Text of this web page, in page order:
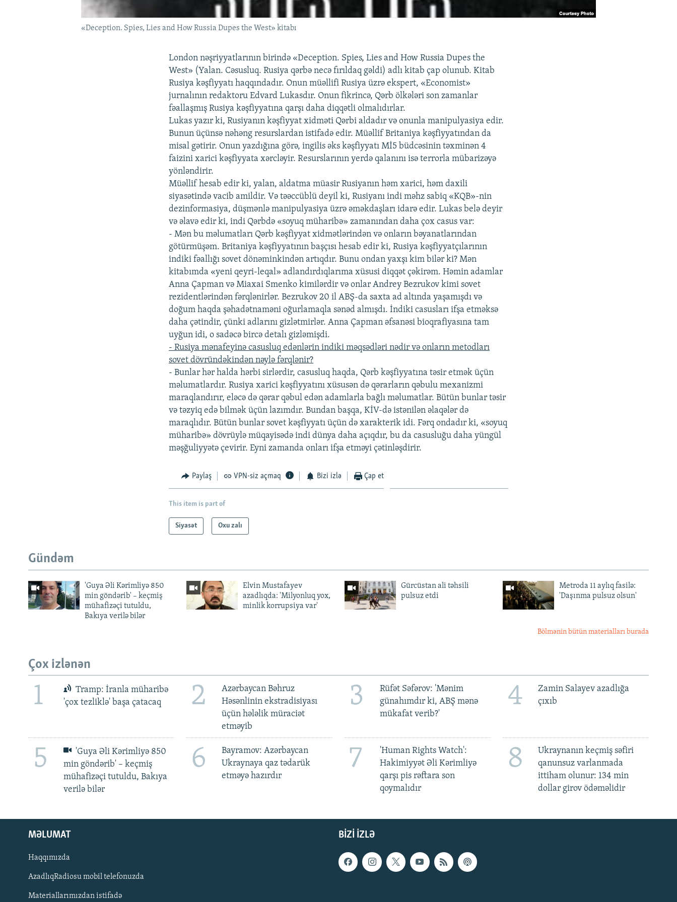
«Deception. Spies, Lies and How Russia Dupes the West» kitabı
London nəşriyyatlarının birində «Deception. Spies, Lies and How Russia Dupes the
West» (Yalan. Cəsusluq. Rusiya qərbə necə fırıldaq gəldi) adlı kitab çap olunub. Kitab
Rusiya kəşfiyyatı haqqındadır. Onun müəllifi Rusiya üzrə ekspert, «Economist»
jurnalının redaktoru Edvard Lukasdır. Onun fikrincə, Qərb ölkələri son zamanlar
fəallaşmış Rusiya kəşfiyyatına qarşı daha diqqətli olmalıdırlar.
Lukas yazır ki, Rusiyanın kəşfiyyat xidməti Qərbi aldadır və onunla manipulyasiya edir.
Bunun üçünsə nəhəng resurslardan istifadə edir. Müəllif Britaniya kəşfiyyatından da
misal gətirir. Onun yazdığına görə, ingilis əks kəşfiyyatı Mİ5 büdcəsinin təxminən 4
faizini xarici kəşfiyyata xərcləyir. Resurslarının yerdə qalanını isə terrorla mübarizəyə
yönləndirir.
Müəllif hesab edir ki, yalan, aldatma müasir Rusiyanın həm xarici, həm daxili
siyasətində vacib amildir. Və təəccüblü deyil ki, Rusiyanı indi məhz sabiq «KQB»-nin
dezinformasiya, düşmənlə manipulyasiya üzrə əməkdaşları idarə edir. Lukas belə deyir
və əlavə edir ki, indi Qərbdə «soyuq müharibə» zamanından daha çox casus var:
- Mən bu məlumatları Qərb kəşfiyyat xidmətlərindən və onların bəyanatlarından
götürmüşəm. Britaniya kəşfiyyatının başçısı hesab edir ki, Rusiya kəşfiyyatçılarının
indiki fəallığı sovet dönəminkindən artıqdır. Bunu ondan yaxşı kim bilər ki? Mən
kitabımda «yeni qeyri-leqal» adlandırdıqlarıma xüsusi diqqət çəkirəm. Həmin adamlar
Anna Çapman və Miaxai Smenko kimilərdir və onlar Andrey Bezrukov kimi sovet
rezidentlərindən fərqlənirlər. Bezrukov 20 il ABŞ-da saxta ad altında yaşamışdı və
doğum haqda şəhadətnaməni oğurlamaqla sənəd almışdı. İndiki casusları ifşa etməksə
daha çətindir, çünki adlarını gizlətmirlər. Anna Çapman əfsanəsi bioqrafiyasına tam
uyğun idi, o sadəcə bircə detalı gizləmişdi.
- Rusiya mənafeyinə casusluq edənlərin indiki məqsədləri nədir və onların metodları
sovet dövründəkindən nəylə fərqlənir?
- Bunlar hər halda hərbi sirlərdir, casusluq haqda, Qərb kəşfiyyatına təsir etmək üçün
məlumatlardır. Rusiya xarici kəşfiyyatını xüsusən də qərarların qəbulu mexanizmi
maraqlandırır, eləcə də qərar qəbul edən adamlarla bağlı məlumatlar. Bütün bunlar təsir
və təzyiq edə bilmək üçün lazımdır. Bundan başqa, KİV-də istənilən əlaqələr də
maraqlıdır. Bütün bunlar sovet kəşfiyyatı üçün də xarakterik idi. Fərq ondadır ki, «soyuq
müharibə» dövrüylə müqayisədə indi dünya daha açıqdır, bu da casusluğu daha yüngül
məşğuliyyətə çevirir. Eyni zamanda onları ifşa etməyi çətinləşdirir.
Paylaş VPN-siz açmaq Bizi izlə Çap et
This item is part of
Siyasət Oxu zalı
Gündəm
'Guya Əli Kərimliyə 850
min göndərib' – keçmiş
mühafizəçi tutuldu,
Bakıya verilə bilər
Elvin Mustafayev
azadlıqda: 'Milyonluq yox,
minlik korrupsiya var'
Gürcüstan ali təhsili
pulsuz etdi
Metroda 11 aylıq fasilə:
'Daşınma pulsuz olsun'
Bölmənin bütün materialları burada
Çox izlənən
1
Tramp: İranla müharibə
'çox tezliklə' başa çatacaq
2
Azərbaycan Bəhruz
Həsənlinin ekstradisiyası
üçün hələlik müraciət
etməyib
3
Rüfət Səfərov: 'Mənim
günahımdır ki, ABŞ mənə
mükafat verib?'
4
Zamin Salayev azadlığa
çıxıb
5
'Guya Əli Kərimliyə 850
min göndərib' – keçmiş
mühafizəçi tutuldu, Bakıya
verilə bilər
6
Bayramov: Azərbaycan
Ukraynaya qaz tədarük
etməyə hazırdır
7
'Human Rights Watch':
Hakimiyyət Əli Kərimliyə
qarşı pis rəftara son
qoymalıdır
8
Ukraynanın keçmiş səfiri
qanunsuz varlanmada
ittiham olunur: 134 min
dollar girov ödəməlidir
BIZI IZLƏ
MƏLUMAT
Haqqımızda
AzadlıqRadiosu mobil telefonuzda
Materiallarımızdan istifadə